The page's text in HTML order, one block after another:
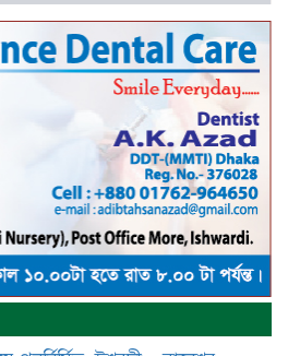
বাসযোগ্য পৃথিবী গড়তে
লাগিয়ে অক্সিজেন ফ্যাক্টরী গড়ে
বিকল্প নেই——বিএনপির
নেতা সাবেক এমপি বীর
সিরাজুল ইসলাম সরদার
ভাতিজাকে ছাত্রলীগের সাধারণ
অর্থ বা পেশীশক্তি না থাকলে
টিকে থাকার একমাত্র উপায়
কেন্দ্রিয় নেতা সিরাজুল ইসলাম